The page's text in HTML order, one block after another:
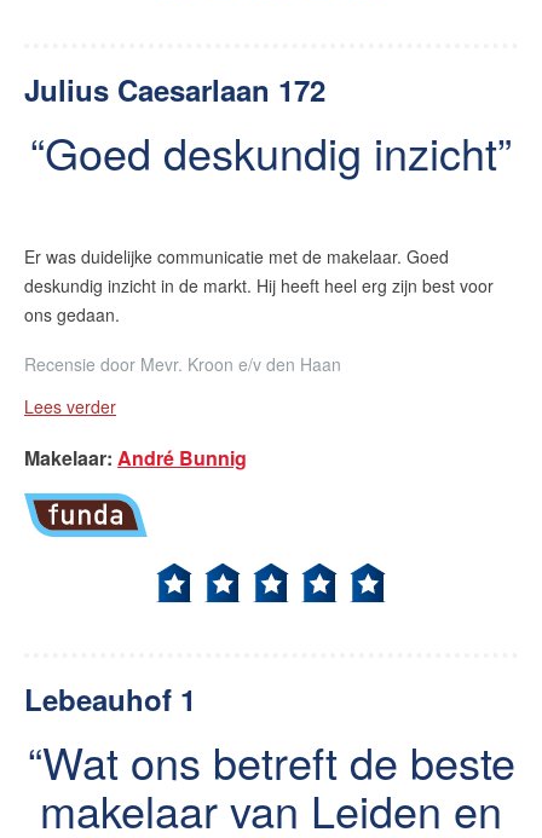
Julius Caesarlaan 172
Goed deskundig inzicht
Er was duidelijke communicatie met de makelaar. Goed
deskundig inzicht in de markt. Hij heeft heel erg zijn best voor
ons gedaan.
Recensie door Mevr. Kroon e/v den Haan
Lees verder
Makelaar: André Bunnig
Lebeauhof 1
Wat ons betreft de beste
makelaar van Leiden en